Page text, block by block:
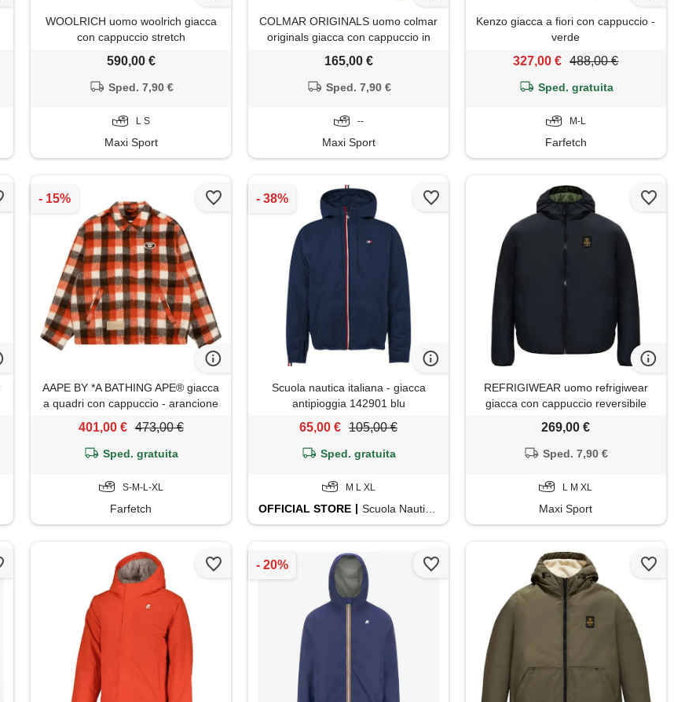
WOOLRICH uomo woolrich giacca
con cappuccio stretch
590,00 €
Sped. 7,90 €
L S
Maxi Sport
COLMAR ORIGINALS uomo colmar
originals giacca con cappuccio in
nylon super light
165,00 €
Sped. 7,90 €
--
Maxi Sport
Kenzo giacca a fiori con cappuccio -
verde
327,00 € 488,00 €
Sped. gratuita
M-L
Farfetch
AAPE BY *A BATHING APE® giacca
a quadri con cappuccio - arancione
401,00 € 473,00 €
Sped. gratuita
S-M-L-XL
Farfetch
Scuola nautica italiana - giacca
antipioggia 142901 blu
65,00 € 105,00 €
Sped. gratuita
M L XL
OFFICIAL STORE Scuola Nautica Italiana
REFRIGIWEAR uomo refrigiwear
giacca con cappuccio reversibile
269,00 €
Sped. 7,90 €
L M XL
Maxi Sport